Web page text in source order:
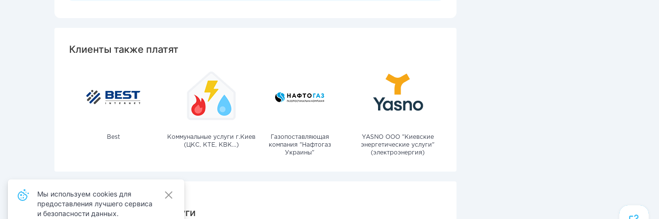
Клиенты также платят
Best
Коммунальные услуги г.Киев
(ЦКС, КТЕ, КВК...)
Газопоставляющая
компания "Нафтогаз
Украины"
YASNO OOO "Киевские
энергетические услуги"
(электроэнергия)
Также оплачивают услуги
Мы используем cookies для
предоставления лучшего сервиса
и безопасности данных.